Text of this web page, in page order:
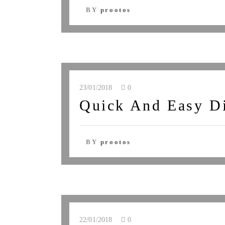
BY prootos
23/01/2018 0
Quick And Easy
BY prootos
22/01/2018 0